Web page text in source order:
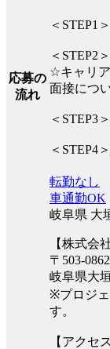
応募の
流れ
＜STEP1
＜STEP2
☆キャリ
面接につ
＜STEP3
＜STEP4
転勤なし
車通勤OK
岐阜県 大
【株式会
〒503-0862
岐阜県大
※プロジ
す。
【アクセ